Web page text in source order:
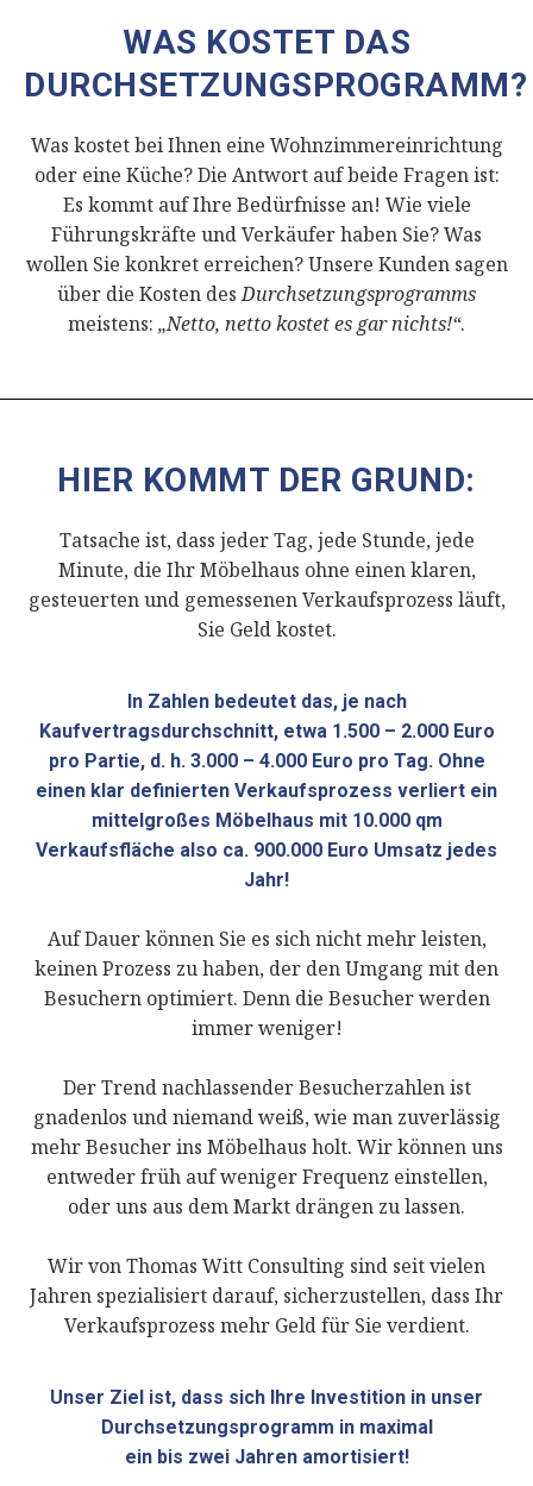
WAS KOSTET DAS
DURCHSETZUNGSPROGRAMM?
Was kostet bei Ihnen eine Wohnzimmereinrichtung
oder eine Küche? Die Antwort auf beide Fragen ist:
Es kommt auf Ihre Bedürfnisse an! Wie viele
Führungskräfte und Verkäufer haben Sie? Was
wollen Sie konkret erreichen? Unsere Kunden sagen
über die Kosten desDurchsetzungsprogramms
meistens: „Netto, netto kostet es gar nichts!“.
HIER KOMMT DER GRUND:
Tatsache ist, dass jeder Tag, jede Stunde, jede
Minute, die Ihr Möbelhaus ohne einen klaren,
gesteuerten und gemessenen Verkaufsprozess läuft,
Sie Geld kostet.
In Zahlen bedeutet das, je nach
Kaufvertragsdurchschnitt, etwa 1.500 – 2.000 Euro
pro Partie, d. h. 3.000 – 4.000 Euro pro Tag. Ohne
einen klar definierten Verkaufsprozess verliert ein
mittelgroßes Möbelhaus mit 10.000 qm
Verkaufsfläche also ca. 900.000 Euro Umsatz jedes
Jahr!
Auf Dauer können Sie es sich nicht mehr leisten,
keinen Prozess zu haben, der den Umgang mit den
Besuchern optimiert. Denn die Besucher werden
immer weniger!
Der Trend nachlassender Besucherzahlen ist
gnadenlos und niemand weiß, wie man zuverlässig
mehr Besucher ins Möbelhaus holt. Wir können uns
entweder früh auf weniger Frequenz einstellen,
oder uns aus dem Markt drängen zu lassen.
Wir von Thomas Witt Consulting sind seit vielen
Jahren spezialisiert darauf, sicherzustellen, dass Ihr
Verkaufsprozess mehr Geld für Sie verdient.
Unser Ziel ist, dass sich Ihre Investition in unser
Durchsetzungsprogramm in maximal
ein bis zwei Jahren amortisiert!